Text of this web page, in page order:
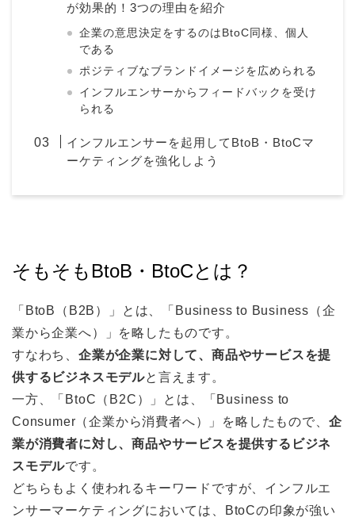
が効果的！3つの理由を紹介
企業の意思決定をするのはBtoC同様、個人
である
ポジティブなブランドイメージを広められる
インフルエンサーからフィードバックを受け
られる
インフルエンサーを起用してBtoB・BtoCマ
ーケティングを強化しよう
そもそもBtoB・BtoCとは？
「BtoB（B2B）」とは、「Business to Business（企
業から企業へ）」を略したものです。
すなわち、 企業が企業に対して、商品やサービスを提
供するビジネスモデルと言えます。
一方、「BtoC（B2C）」とは、「Business to
Consumer（企業から消費者へ）」を略したもので、 企
業が消費者に対し、商品やサービスを提供するビジネ
スモデルです。
どちらもよく使われるキーワードですが、インフルエ
ンサーマーケティングにおいては、BtoCの印象が強い